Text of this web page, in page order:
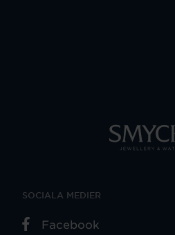
SOCIALA MEDIER
Facebook